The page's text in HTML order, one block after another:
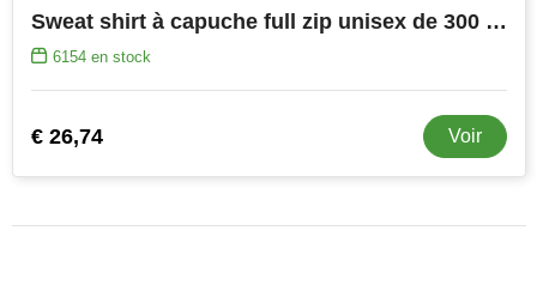
Sweat shirt à capuche full zip unisex de 300 g/m² Arora
6154en stock
€ 26,74 Voir